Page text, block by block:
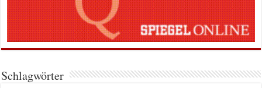
Schlagwörter